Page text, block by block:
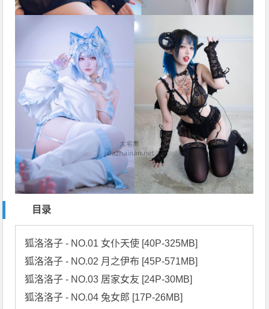
目录
狐洛洛子 - NO.01 女仆天使 [40P-325MB]
狐洛洛子 - NO.02 月之伊布 [45P-571MB]
狐洛洛子 - NO.03 居家女友 [24P-30MB]
狐洛洛子 - NO.04 兔女郎 [17P-26MB]